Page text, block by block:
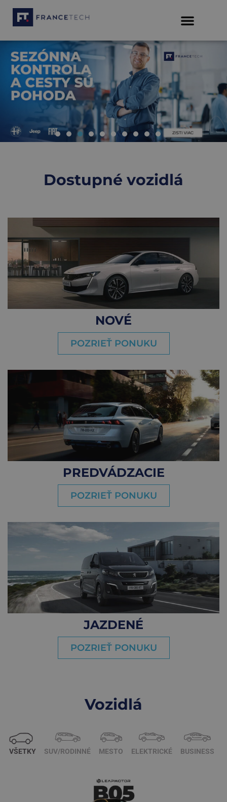
Dostupné vozidlá
NOVÉ
POZRIEŤ PONUKU
PREDVÁDZACIE
POZRIEŤ PONUKU
JAZDENÉ
POZRIEŤ PONUKU
Vozidlá
VŠETKY SUV/RODINNÉ MESTO ELEKTRICKÉ BUSINESS